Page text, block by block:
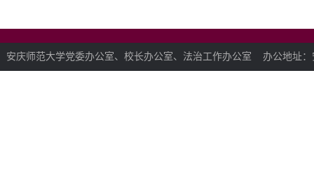
安庆师范大学党委办公室、校长办公室、法治工作办公室 办公地址：